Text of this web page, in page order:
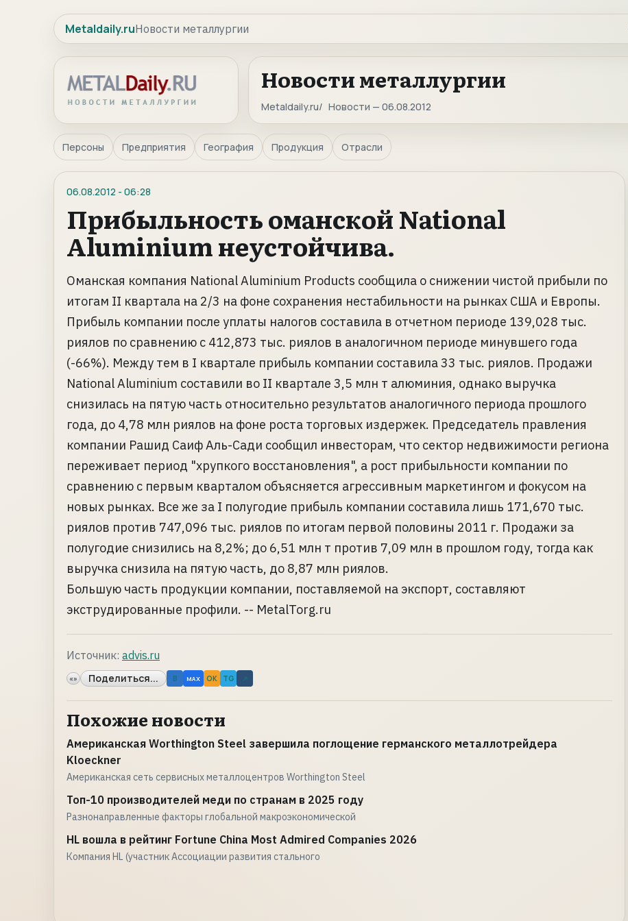
Metaldaily.ruНовости металлургии
Новости металлургии
Metaldaily.ru Новости — 06.08.2012
Персоны Предприятия География Продукция Отрасли
06.08.2012 - 06:28
Прибыльность оманской National
Aluminium неустойчива.
Оманская компания National Aluminium Products сообщила о снижении чистой прибыли по
итогам II квартала на 2/3 на фоне сохранения нестабильности на рынках США и Европы.
Прибыль компании после уплаты налогов составила в отчетном периоде 139,028 тыс.
риялов по сравнению с 412,873 тыс. риялов в аналогичном периоде минувшего года
(-66%). Между тем в I квартале прибыль компании составила 33 тыс. риялов. Продажи
National Aluminium составили во II квартале 3,5 млн т алюминия, однако выручка
снизилась на пятую часть относительно результатов аналогичного периода прошлого
года, до 4,78 млн риялов на фоне роста торговых издержек. Председатель правления
компании Рашид Саиф Аль-Сади сообщил инвесторам, что сектор недвижимости региона
переживает период "хрупкого восстановления", а рост прибыльности компании по
сравнению с первым кварталом объясняется агрессивным маркетингом и фокусом на
новых рынках. Все же за I полугодие прибыль компании составила лишь 171,670 тыс.
риялов против 747,096 тыс. риялов по итогам первой половины 2011 г. Продажи за
полугодие снизились на 8,2%; до 6,51 млн т против 7,09 млн в прошлом году, тогда как
выручка снизила на пятую часть, до 8,87 млн риялов.
Большую часть продукции компании, поставляемой на экспорт, составляют
экструдированные профили. -- MetalTorg.ru
Источник: advis.ru
«» Поделиться... B MAX OK TG ↗
Похожие новости
Американская Worthington Steel завершила поглощение германского металлотрейдера
Kloeckner
Американская сеть сервисных металлоцентров Worthington Steel
Топ-10 производителей меди по странам в 2025 году
Разнонаправленные факторы глобальной макроэкономической
HL вошла в рейтинг Fortune China Most Admired Companies 2026
Компания HL (участник Ассоциации развития стального